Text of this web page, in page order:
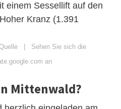
einem Sessellift auf den
Kranz (1.391
Sehen Sie sich die
an
Mittenwald?